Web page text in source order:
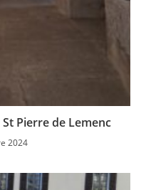
Pierre de Lemenc
2024